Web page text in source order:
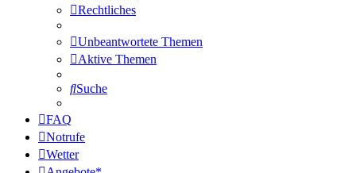
Rechtliches
Unbeantwortete Themen
Aktive Themen
Suche
FAQ
Notrufe
Wetter